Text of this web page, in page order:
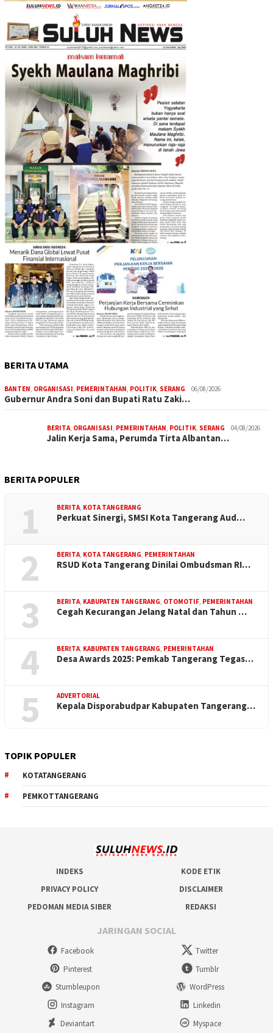
BERITA UTAMA
BANTEN ORGANISASI PEMERINTAHAN POLITIK SERANG 06/08/2026
Gubernur Andra Soni dan Bupati Ratu Zaki…
BERITA ORGANISASI PEMERINTAHAN POLITIK SERANG 04/08/2026
Jalin Kerja Sama, Perumda Tirta Albantan…
BERITA POPULER
1 BERITA KOTA TANGERANG
Perkuat Sinergi, SMSI Kota Tangerang Aud…
2 BERITA KOTA TANGERANG PEMERINTAHAN
RSUD Kota Tangerang Dinilai Ombudsman RI…
3 BERITA KABUPATEN TANGERANG OTOMOTIF PEMERINTAHAN
Cegah Kecurangan Jelang Natal dan Tahun …
4 BERITA KABUPATEN TANGERANG PEMERINTAHAN
Desa Awards 2025: Pemkab Tangerang Tegas…
5 ADVERTORIAL
Kepala Disporabudpar Kabupaten Tangerang…
TOPIK POPULER
KOTATANGERANG
PEMKOTTANGERANG
INDEKS
KODE ETIK
PRIVACY POLICY
DISCLAIMER
PEDOMAN MEDIA SIBER
REDAKSI
JARINGAN SOCIAL
Facebook
Twitter
Pinterest
Tumblr
Stumbleupon
WordPress
Instagram
Linkedin
Deviantart
Myspace